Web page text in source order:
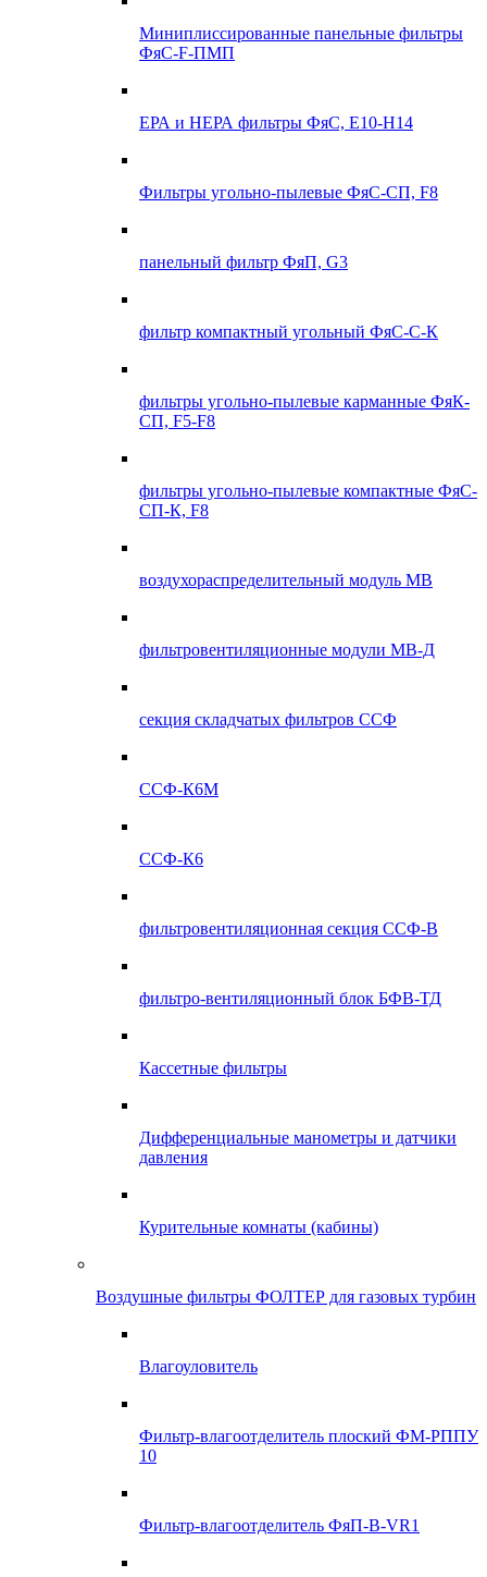
Миниплиссированные панельные фильтры
ФяС-F-ПМП
ЕРА и НЕРА фильтры ФяС, E10-H14
Фильтры угольно-пылевые ФяС-СП, F8
панельный фильтр ФяП, G3
фильтр компактный угольный ФяС-С-К
фильтры угольно-пылевые карманные ФяК-
СП, F5-F8
фильтры угольно-пылевые компактные ФяС-
СП-К, F8
воздухораспределительный модуль МВ
фильтровентиляционные модули МВ-Д
секция складчатых фильтров ССФ
ССФ-К6М
ССФ-К6
фильтровентиляционная секция ССФ-В
фильтро-вентиляционный блок БФВ-ТД
Кассетные фильтры
Дифференциальные манометры и датчики
давления
Курительные комнаты (кабины)
Воздушные фильтры ФОЛТЕР для газовых турбин
Влагоуловитель
Фильтр-влагоотделитель плоский ФМ-РППУ
10
Фильтр-влагоотделитель ФяП-В-VR1